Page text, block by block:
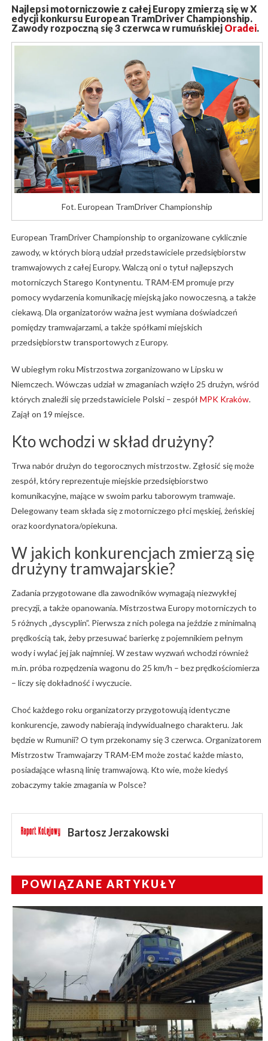
Najlepsi motorniczowie z całej Europy zmierzą się w X
edycji konkursu European TramDriver Championship.
Zawody rozpoczną się 3 czerwca w rumuńskiej Oradei.
Fot. European TramDriver Championship
European TramDriver Championship to organizowane cyklicznie
zawody, w których biorą udział przedstawiciele przedsiębiorstw
tramwajowych z całej Europy. Walczą oni o tytuł najlepszych
motorniczych Starego Kontynentu. TRAM-EM promuje przy
pomocy wydarzenia komunikację miejską jako nowoczesną, a także
ciekawą. Dla organizatorów ważna jest wymiana doświadczeń
pomiędzy tramwajarzami, a także spółkami miejskich
przedsiębiorstw transportowych z Europy.
W ubiegłym roku Mistrzostwa zorganizowano w Lipsku w
Niemczech. Wówczas udział w zmaganiach wzięło 25 drużyn, wśród
których znaleźli się przedstawiciele Polski – zespół MPK Kraków.
Zajął on 19 miejsce.
Kto wchodzi w skład drużyny?
Trwa nabór drużyn do tegorocznych mistrzostw. Zgłosić się może
zespół, który reprezentuje miejskie przedsiębiorstwo
komunikacyjne, mające w swoim parku taborowym tramwaje.
Delegowany team składa się z motorniczego płci męskiej, żeńskiej
oraz koordynatora/opiekuna.
W jakich konkurencjach zmierzą się
drużyny tramwajarskie?
Zadania przygotowane dla zawodników wymagają niezwykłej
precyzji, a także opanowania. Mistrzostwa Europy motorniczych to
5 różnych „dyscyplin”. Pierwsza z nich polega na jeździe z minimalną
prędkością tak, żeby przesuwać barierkę z pojemnikiem pełnym
wody i wylać jej jak najmniej. W zestaw wyzwań wchodzi również
m.in. próba rozpędzenia wagonu do 25 km/h – bez prędkościomierza
– liczy się dokładność i wyczucie.
Choć każdego roku organizatorzy przygotowują identyczne
konkurencje, zawody nabierają indywidualnego charakteru. Jak
będzie w Rumunii? O tym przekonamy się 3 czerwca. Organizatorem
Mistrzostw Tramwajarzy TRAM-EM może zostać każde miasto,
posiadające własną linię tramwajową. Kto wie, może kiedyś
zobaczymy takie zmagania w Polsce?
Bartosz Jerzakowski
POWIĄZANE ARTYKUŁY